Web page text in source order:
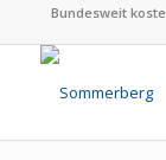
Bundesweit